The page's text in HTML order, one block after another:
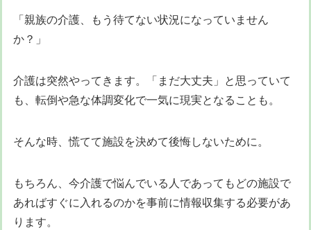
「親族の介護、もう待てない状況になっていません
か？」
介護は突然やってきます。「まだ大丈夫」と思っていて
も、転倒や急な体調変化で一気に現実となることも。
そんな時、慌てて施設を決めて後悔しないために。
もちろん、今介護で悩んでいる人であってもどの施設で
あればすぐに入れるのかを事前に情報収集する必要があ
ります。